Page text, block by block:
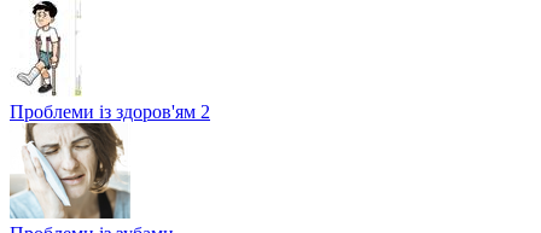
Проблеми із здоров'ям 2